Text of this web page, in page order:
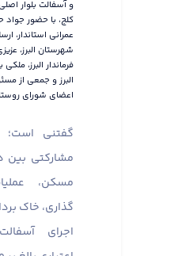
و آسفالت بلوار
کلج، با حضور
عمرانی استاندار،
شهرستان البرز،
فرماندار البرز،
البرز و جمعی از
اعضای شورای روستا
گفتنی است؛
مشارکتی بین
مسکن،
گذاری، خاک
اجرای